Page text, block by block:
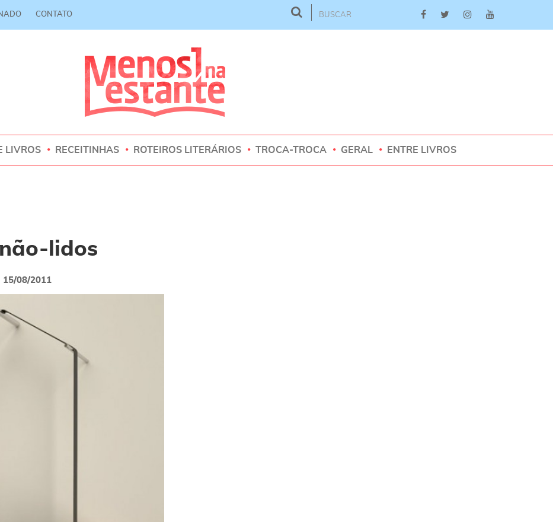
CONTATO
LIVROS RECEITINHAS ROTEIROS LITERÁRIOS TROCA-TROCA GERAL ENTRE LIVROS
lidos
15/08/2011